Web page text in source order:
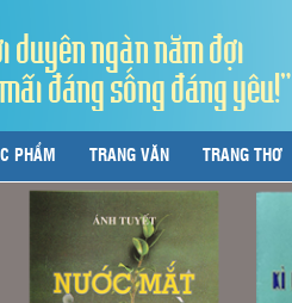
duyên ngàn năm đợi
đáng sống đáng yêu!"
PHẨM TRANG VĂN TRANG THƠ